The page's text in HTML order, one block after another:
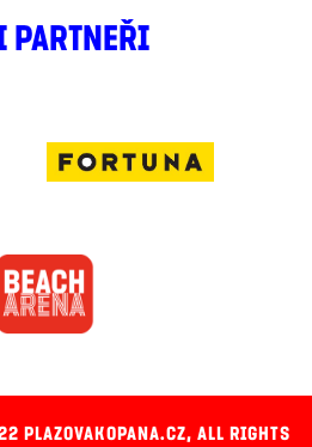
PARTNEŘI
PLAZOVAKOPANA.CZ, ALL RIGHTS